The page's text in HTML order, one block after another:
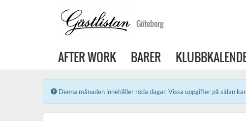
Göteborg
AFTER WORK BARER
Error:
Denna månaden innehåller röda dagar. Vissa uppgifter på sidan